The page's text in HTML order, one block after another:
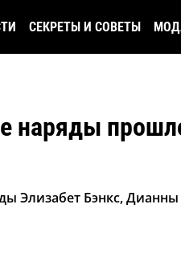
СЕКРЕТЫ И СОВЕТЫ
наряды
Элизабет Бэнкс,